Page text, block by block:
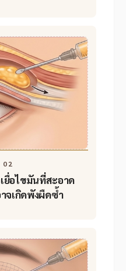
02
ยื่อไขมันที่สะอาด
จเกิดพังผืดซ้ำ